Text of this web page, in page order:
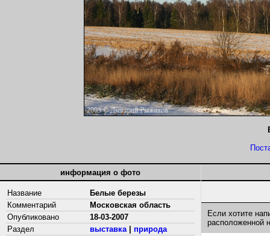
информация о фото
Название
Белые березы
Комментарий
Московская область
Опубликовано
18-03-2007
Раздел
выставка| природа
Если хотите
расположенной